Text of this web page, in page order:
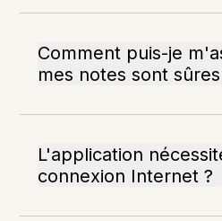
Comment puis-je
mes notes sont sûres
L'application
connexion Internet ?